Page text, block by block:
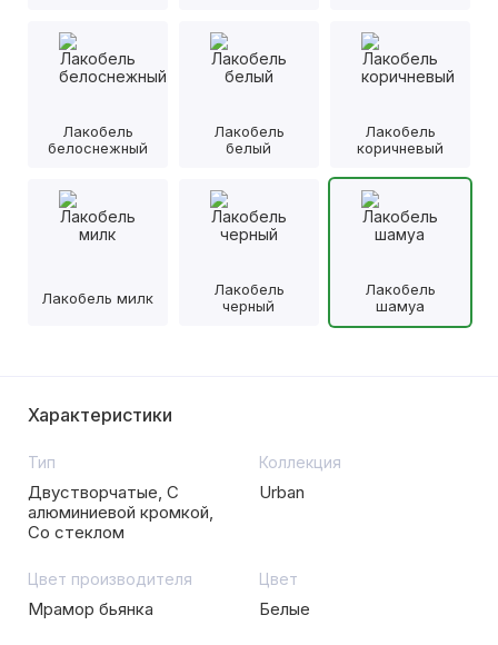
Лакобель
белоснежный
Лакобель
белый
Лакобель
коричневый
Лакобель милк
Лакобель
черный
Лакобель
шамуа
Характеристики
Тип
Двустворчатые, С
алюминиевой кромкой,
Со стеклом
Коллекция
Urban
Цвет производителя
Мрамор бьянка
Цвет
Белые